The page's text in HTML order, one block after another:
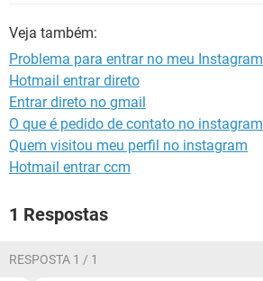
Veja também:
Problema para entrar no meu Instagram
Hotmail entrar direto
Entrar direto no gmail
O que é pedido de contato no instagram
Quem visitou meu perfil no instagram
Hotmail entrar ccm
1 Respostas
RESPOSTA 1 / 1